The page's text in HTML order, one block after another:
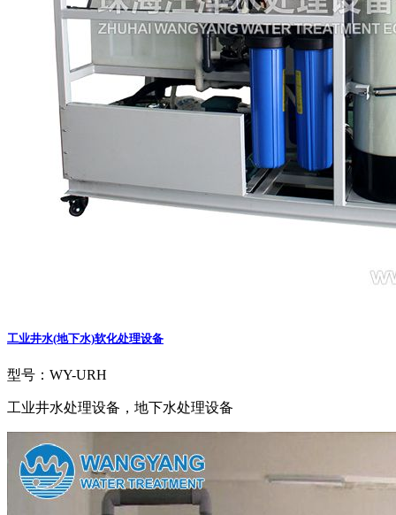
工业井水(地下水)软化处理设备
型号：WY-URH
工业井水处理设备，地下水处理设备